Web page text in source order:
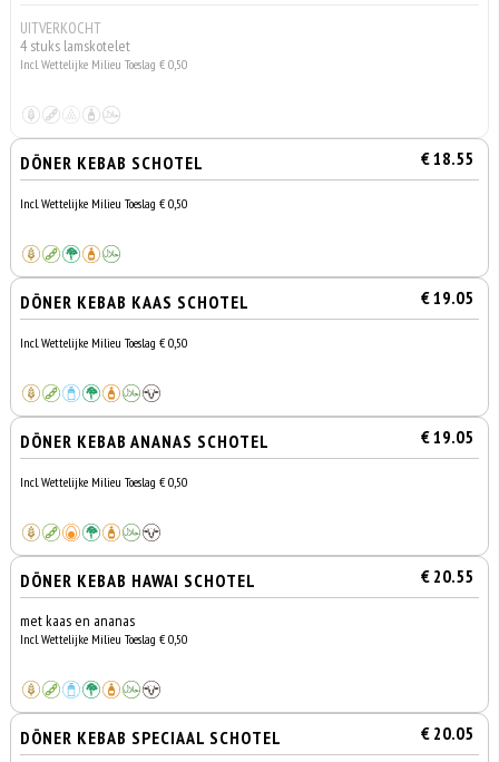
UITVERKOCHT
4 stuks lamskotelet
Incl. Wettelijke Milieu Toeslag € 0,50
DÖNER KEBAB SCHOTEL € 18.55
Incl. Wettelijke Milieu Toeslag € 0,50
DÖNER KEBAB KAAS SCHOTEL € 19.05
Incl. Wettelijke Milieu Toeslag € 0,50
DÖNER KEBAB ANANAS SCHOTEL € 19.05
Incl. Wettelijke Milieu Toeslag € 0,50
DÖNER KEBAB HAWAI SCHOTEL € 20.55
met kaas en ananas
Incl. Wettelijke Milieu Toeslag € 0,50
DÖNER KEBAB SPECIAAL SCHOTEL € 20.05